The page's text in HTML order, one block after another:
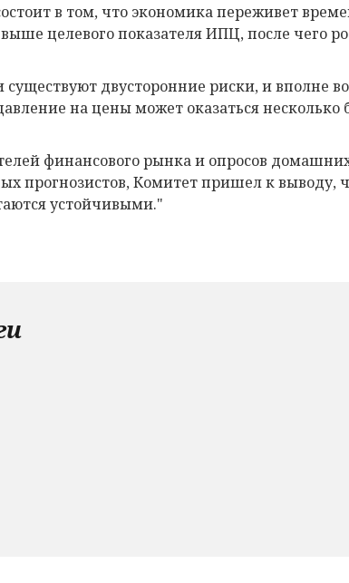
в том, что экономика переживет
целевого показателя ИПЦ, после чего
существуют двусторонние риски, и вполне
на цены может оказаться
финансового рынка и опросов
прогнозистов, Комитет пришел к выводу,
устойчивыми."